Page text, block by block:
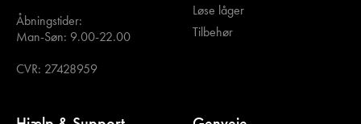
Åbningstider:
Man-Søn: 9.00-22.00
CVR: 27428959
Løse låger
Tilbehør